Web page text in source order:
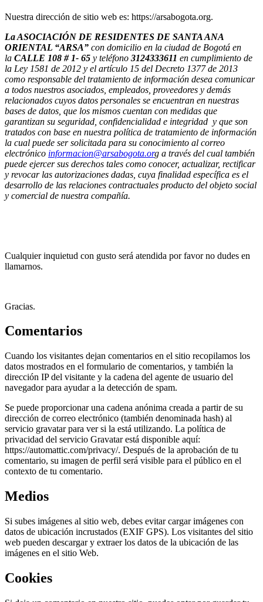
Nuestra dirección de sitio web es: https://arsabogota.org.
La ASOCIACIÓN DE RESIDENTES DE SANTA ANA
ORIENTAL “ARSA” con domicilio en la ciudad de Bogotá en
la CALLE 108 # 1- 65 y teléfono 3124333611 en cumplimiento de
la Ley 1581 de 2012 y el artículo 15 del Decreto 1377 de 2013
como responsable del tratamiento de información desea comunicar
a todos nuestros asociados, empleados, proveedores y demás
relacionados cuyos datos personales se encuentran en nuestras
bases de datos, que los mismos cuentan con medidas que
garantizan su seguridad, confidencialidad e integridad y que son
tratados con base en nuestra política de tratamiento de información
la cual puede ser solicitada para su conocimiento al correo
electrónico informacion@arsabogota.org a través del cual también
puede ejercer sus derechos tales como conocer, actualizar, rectificar
y revocar las autorizaciones dadas, cuya finalidad específica es el
desarrollo de las relaciones contractuales producto del objeto social
y comercial de nuestra compañía.
Cualquier inquietud con gusto será atendida por favor no dudes en
llamarnos.
Gracias.
Comentarios
Cuando los visitantes dejan comentarios en el sitio recopilamos los
datos mostrados en el formulario de comentarios, y también la
dirección IP del visitante y la cadena del agente de usuario del
navegador para ayudar a la detección de spam.
Se puede proporcionar una cadena anónima creada a partir de su
dirección de correo electrónico (también denominada hash) al
servicio gravatar para ver si la está utilizando. La política de
privacidad del servicio Gravatar está disponible aquí:
https://automattic.com/privacy/. Después de la aprobación de tu
comentario, su imagen de perfil será visible para el público en el
contexto de tu comentario.
Medios
Si subes imágenes al sitio web, debes evitar cargar imágenes con
datos de ubicación incrustados (EXIF GPS). Los visitantes del sitio
web pueden descargar y extraer los datos de la ubicación de las
imágenes en el sitio Web.
Cookies